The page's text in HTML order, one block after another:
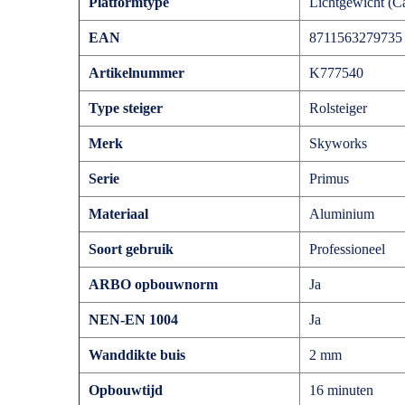
EAN 8711563279735
Artikelnummer K777540
Type steiger Rolsteiger
Merk Skyworks
Serie Primus
Materiaal Aluminium
Soort gebruik Professioneel
ARBO opbouwnorm Ja
NEN-EN 1004 Ja
Wanddikte buis 2 mm
Opbouwtijd 16 minuten